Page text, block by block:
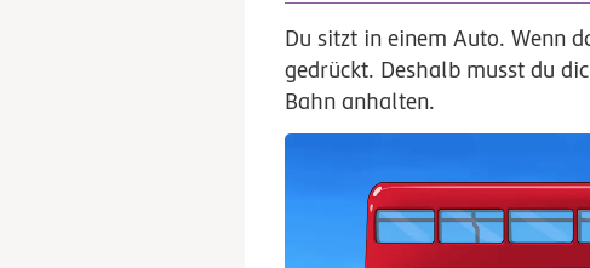
Du sitzt in einem Auto. Wenn
gedrückt. Deshalb musst du
Bahn anhalten.